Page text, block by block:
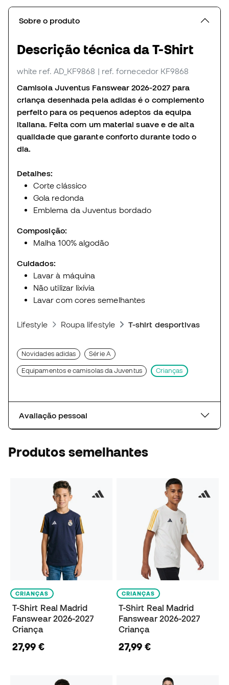
Sobre o produto
Descrição técnica da T-Shirt
white ref. AD_KF9868 | ref. fornecedor KF9868
Camisola Juventus Fanswear 2026-2027 para
criança desenhada pela adidas é o complemento
perfeito para os pequenos adeptos da equipa
italiana. Feita com um material suave e de alta
qualidade que garante conforto durante todo o
dia.
Detalhes:
Corte clássico
Gola redonda
Emblema da Juventus bordado
Composição:
Malha 100% algodão
Cuidados:
Lavar à máquina
Não utilizar lixívia
Lavar com cores semelhantes
Lifestyle Roupa lifestyle T-shirt desportivas
Novidades adidas Série A
Equipamentos e camisolas da Juventus Crianças
Avaliação pessoal
Produtos semelhantes
CRIANÇAS
T-Shirt Real Madrid
Fanswear 2026-2027
Criança
27,99 €
CRIANÇAS
T-Shirt Real Madrid
Fanswear 2026-2027
Criança
27,99 €